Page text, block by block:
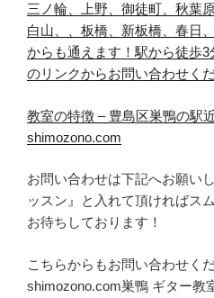
三ノ輪、上野、御徒町、秋葉
白山、、板橋、新板橋、春日
からも通えます！ 駅から徒歩3
のリンクからお問い合わせ く
教室の特徴 – 豊島区巣鴨の
shimozono.com
お問い合わせは下記へお願い
ッスン』と入れて頂ければス
お待ちしております！
こちらからもお問い合わせく
shimozono.com巣鴨 ギター教